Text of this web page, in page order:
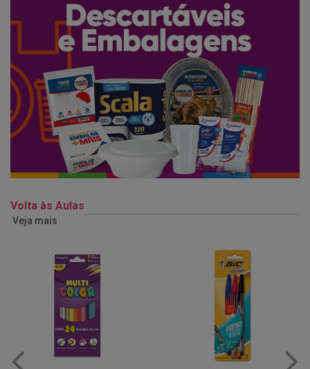
Volta às Aulas
Veja mais